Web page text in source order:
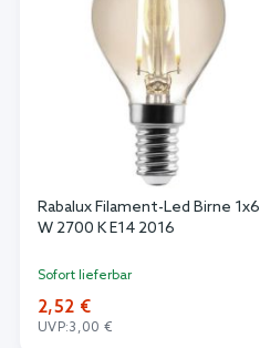
Rabalux Filament-Led Birne 1x6
W 2700 K E14 2016
Sofort lieferbar
2,52 €
UVP:3,00 €